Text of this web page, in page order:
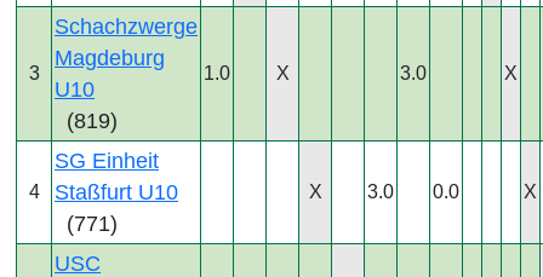
3
Schachzwerge
Magdeburg
U10
(819)
1.0 X 3.0 X
4
SG Einheit
Staßfurt U10
(771)
X 3.0 0.0 X
USC